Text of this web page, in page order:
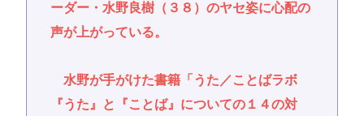
ーダー・水野良樹（３８）のヤセ姿に心配の
声が上がっている。
水野が手がけた書籍「うた／ことばラボ
『うた』と『ことば』についての１４の対